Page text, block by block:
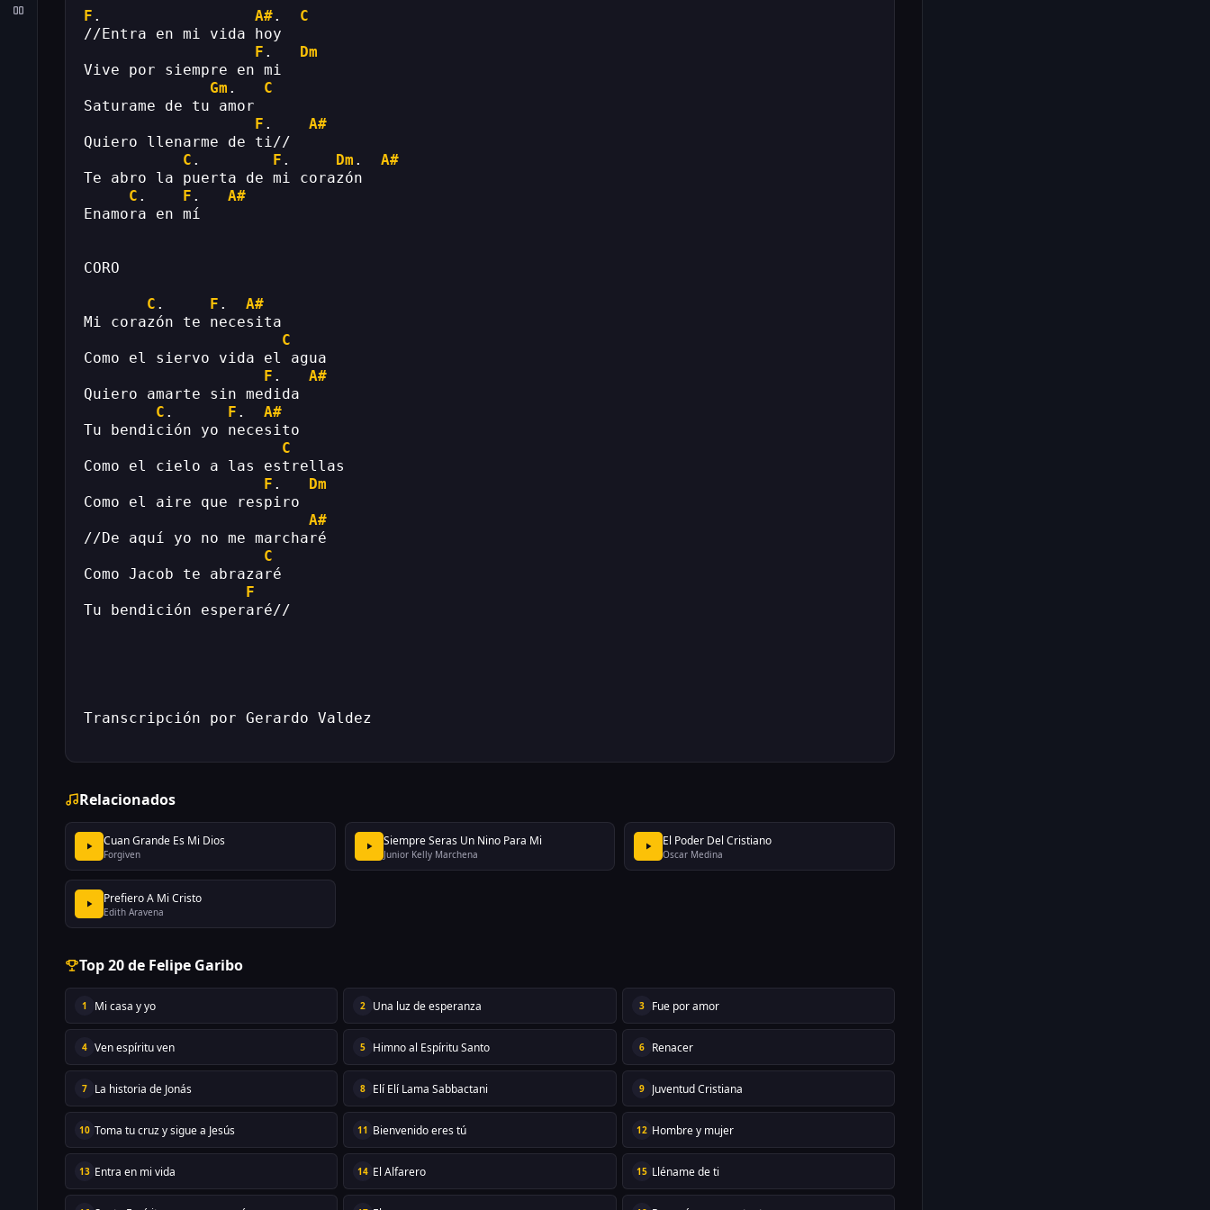
F . A#. C
//Entra en mi vida hoy
F . Dm
Vive por siempre en mi
Gm . C
Saturame de tu amor
F . A#
Quiero llenarme de ti//
C . F . Dm . A#
Te abro la puerta de mi corazón
C . F . A#
Enamora en mí
CORO
C . F . A#
Mi corazón te necesita
C
Como el siervo vida el agua
F . A#
Quiero amarte sin medida
C . F . A#
Tu bendición yo necesito
C
Como el cielo a las estrellas
F . Dm
Como el aire que respiro
A#
//De aquí yo no me marcharé
C
Como Jacob te abrazaré
F
Tu bendición esperaré//
Transcripción por Gerardo Valdez
Relacionados
Cuan Grande Es Mi Dios
Forgiven
Siempre Seras Un Nino Para Mi
Junior Kelly Marchena
El Poder Del Cristiano
Oscar Medina
Prefiero A Mi Cristo
Edith Aravena
Top 20 de Felipe Garibo
1 Mi casa y yo 2 Una luz de esperanza 3 Fue por amor
4 Ven espíritu ven 5 Himno al Espíritu Santo 6 Renacer
7 La historia de Jonás 8 Elí Elí Lama Sabbactani 9 Juventud Cristiana
10 Toma tu cruz y sigue a Jesús 11 Bienvenido eres tú 12 Hombre y mujer
13 Entra en mi vida 14 El Alfarero 15 Lléname de ti